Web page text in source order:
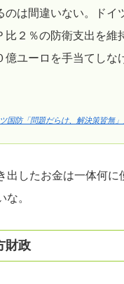
のは間違いない。ドイ
比２％の防衛支出を維
億ユーロを手当てしな
国防「問題だらけ、解決策皆無」
出したお金は一体何に
な。
財政